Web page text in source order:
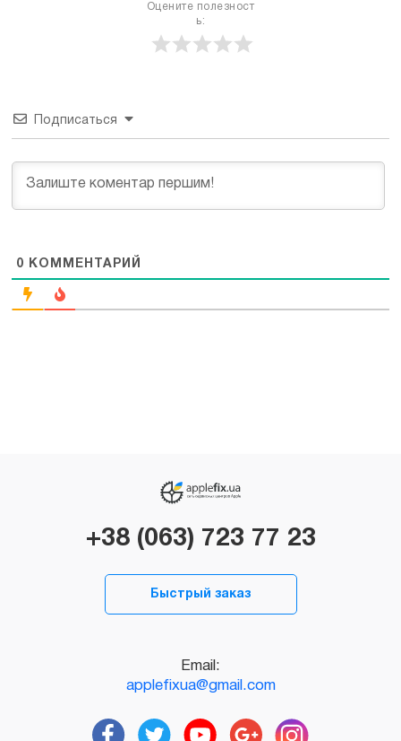
Оцените полезност
ь:
Подписаться
0 КОММЕНТАРИЙ
+38 (063) 723 77 23
Быстрый заказ
Email:
applefixua@gmail.com